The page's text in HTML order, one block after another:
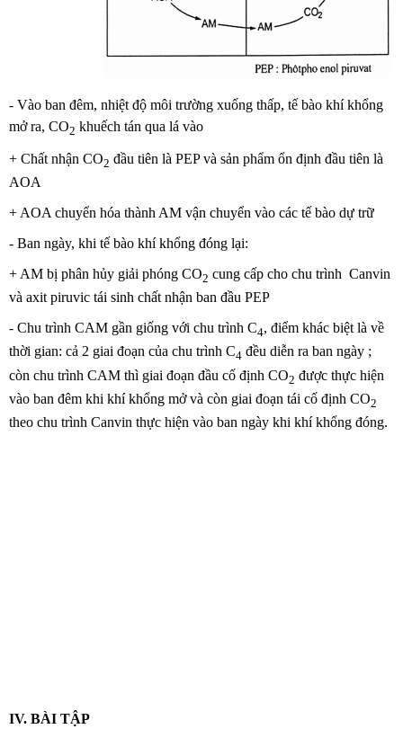
- Vào ban đêm, nhiệt độ môi trường xuống thấp, tế bào khí khổng
mở ra, CO2 khuếch tán qua lá vào
+ Chất nhận CO2 đầu tiên là PEP và sản phẩm ổn định đầu tiên là
AOA
+ AOA chuyển hóa thành AM vận chuyển vào các tế bào dự trữ
- Ban ngày, khi tế bào khí khổng đóng lại:
+ AM bị phân hủy giải phóng CO2 cung cấp cho chu trình Canvin
và axit piruvic tái sinh chất nhận ban đầu PEP
- Chu trình CAM gần giống với chu trình C4, điểm khác biệt là về
thời gian: cả 2 giai đoạn của chu trình C4 đều diễn ra ban ngày ;
còn chu trình CAM thì giai đoạn đầu cố định CO2 được thực hiện
vào ban đêm khi khí khổng mở và còn giai đoạn tái cố định CO2
theo chu trình Canvin thực hiện vào ban ngày khi khí khổng đóng.
IV. BÀI TẬP